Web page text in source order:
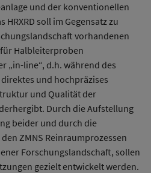
und der konventionellen
soll im Gegensatz zu
vorhandenen
Halbleiterproben
„in-line“, d.h. während des
und hochpräzises
und Qualität der
Durch die Aufstellung
beider und durch die
ZMNS Reinraumprozessen
Forschungslandschaft, sollen
gezielt entwickelt werden.